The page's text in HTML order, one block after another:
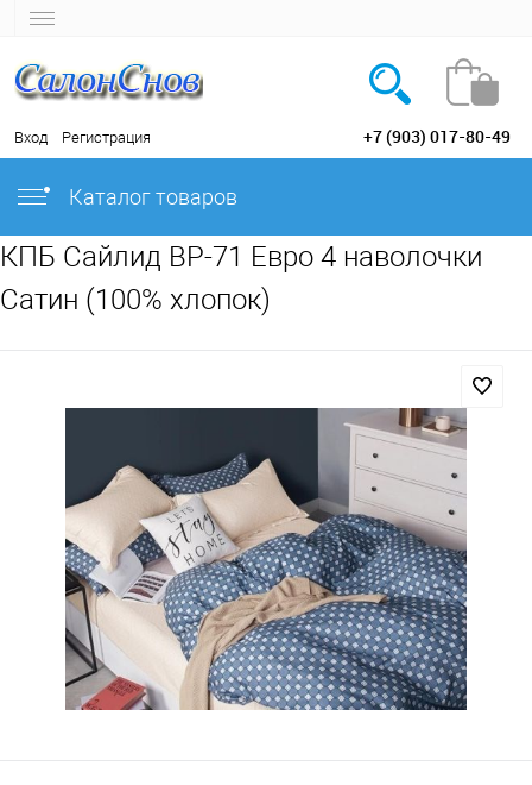
Вход Регистрация +7 (903) 017-80-49
Каталог товаров
КПБ Сайлид BP-71 Евро 4 наволочки
Сатин (100% хлопок)